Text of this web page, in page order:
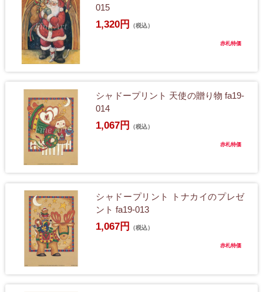
015
1,320円 （税込）
赤札特価
シャドープリント 天使の贈り物 fa19-
014
1,067円 （税込）
赤札特価
シャドープリント トナカイのプレゼ
ント fa19-013
1,067円 （税込）
赤札特価